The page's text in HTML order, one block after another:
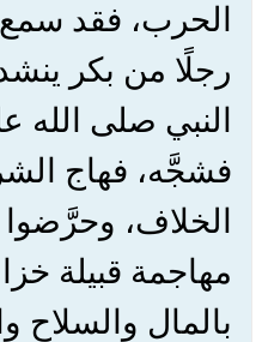
الحرب، فقد
رجلًا من بكر
النبي صلى الله
فشجَّه، فهاج
الخلاف،
مهاجمة قبيلة
بالمال والسلاح